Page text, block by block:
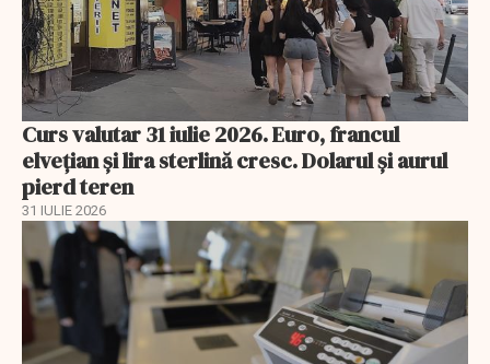
Curs valutar 31 iulie 2026. Euro, francul
elvețian și lira sterlină cresc. Dolarul și aurul
pierd teren
31 IULIE 2026